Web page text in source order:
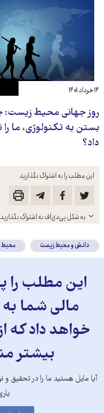
این مطلب را به اشتراک بگذارید
باز
کنید
به شکل پی‌دی‌اف به اشتراک بگذارید
روز جهانی محیط زیست:
بستن به تکنولوژی، ما
داد؟
۱۴ خرداد ۱۴۰۱
دانش و محیط زیست
این مطلب را
مالی شما به
خواهد داد که
بیشتر
آیا مایل هستید ما را در تحقیق